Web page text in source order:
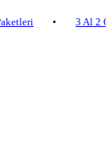
• 3 Al 2 Öde •